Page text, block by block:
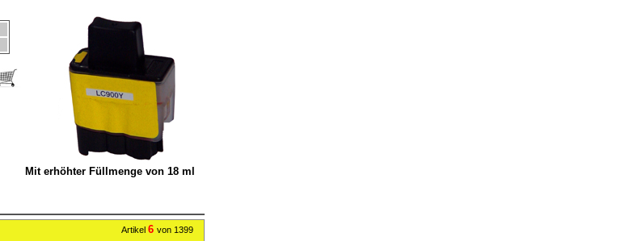
Mit erhöhter Füllmenge von 18 ml
Artikel 6 von 1399